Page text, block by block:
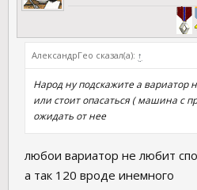
АлександрГео сказал(а): ↑
Народ ну подскажите а
или стоит опасаться ( машина с
ожидать от нее
любои вариатор не любит
а так 120 вроде инемного